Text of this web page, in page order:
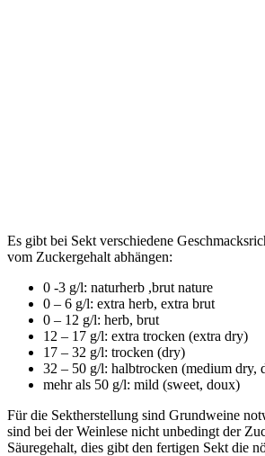
Es gibt bei Sekt verschiedene
vom Zuckergehalt abhängen:
0 -3 g/l: naturherb ,brut nature
0 – 6 g/l: extra herb, extra brut
0 – 12 g/l: herb, brut
12 – 17 g/l: extra trocken (extra dry)
17 – 32 g/l: trocken (dry)
32 – 50 g/l: halbtrocken (medium dry,
mehr als 50 g/l: mild (sweet, doux)
Für die Sektherstellung sind Grundweine
sind bei der Weinlese nicht unbedingt der
Säuregehalt, dies gibt den fertigen Sekt die